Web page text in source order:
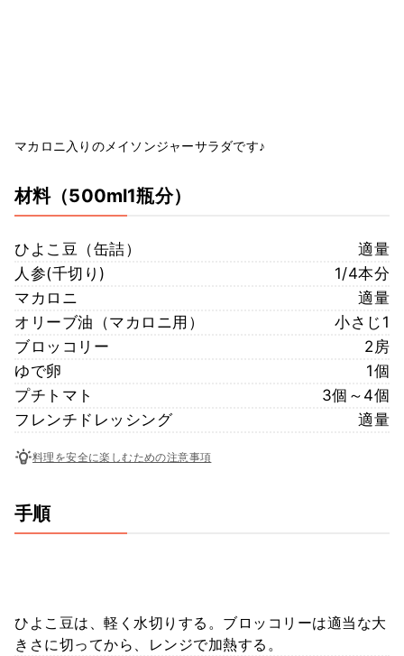
マカロニ入りのメイソンジャーサラダです♪
材料（500ml1瓶分）
ひよこ豆（缶詰）
適量
人参(千切り)
1/4本分
マカロニ
適量
オリーブ油（マカロニ用）
小さじ1
ブロッコリー
2房
ゆで卵
1個
プチトマト
3個～4個
フレンチドレッシング
適量
料理を安全に楽しむための注意事項
手順
ひよこ豆は、軽く水切りする。ブロッコリーは適当な大
きさに切ってから、レンジで加熱する。